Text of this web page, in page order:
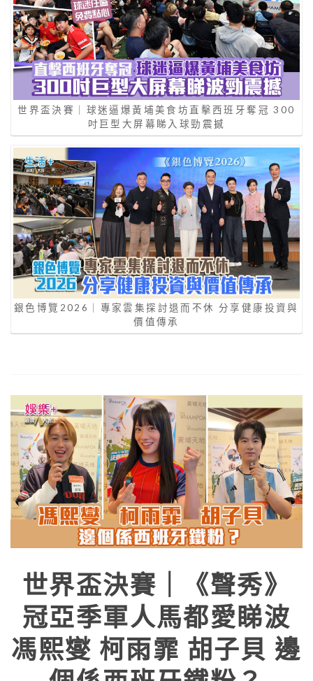
世界盃決賽｜球迷逼爆黃埔美食坊直擊西班牙奪冠 300
吋巨型大屏幕睇入球勁震撼
銀色博覽2026｜專家雲集探討退而不休 分享健康投資與
價值傳承
世界盃決賽｜《聲秀》
冠亞季軍人馬都愛睇波
馮熙燮 柯雨霏 胡子貝 邊